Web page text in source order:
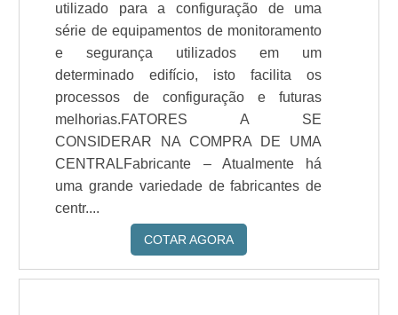
utilizado para a configuração de uma
série de equipamentos de monitoramento
e segurança utilizados em um
determinado edifício, isto facilita os
processos de configuração e futuras
melhorias.FATORES A SE
CONSIDERAR NA COMPRA DE UMA
CENTRALFabricante – Atualmente há
uma grande variedade de fabricantes de
centr....
COTAR AGORA